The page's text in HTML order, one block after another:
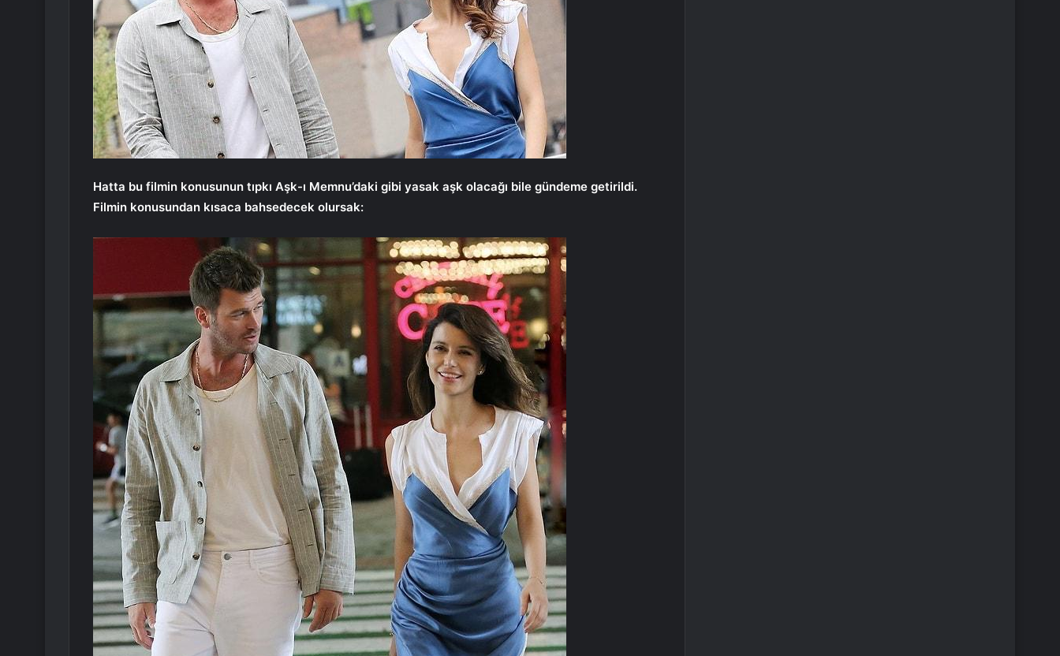
Hatta bu filmin konusunun tıpkı Aşk-ı Memnu’daki gibi yasak aşk olacağı bile gündeme getirildi.
Filmin konusundan kısaca bahsedecek olursak: